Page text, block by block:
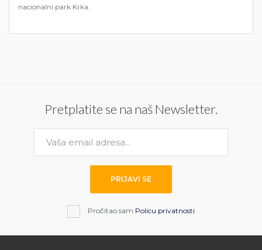
nacionalni park Krka.
Pretplatite se na naš Newsletter.
PRIJAVI SE
Pročitao sam Policu privatnosti